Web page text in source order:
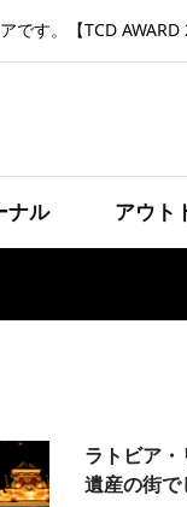
です。【TCD AWARD
ナル アウト
ラトビア
遺産の街で